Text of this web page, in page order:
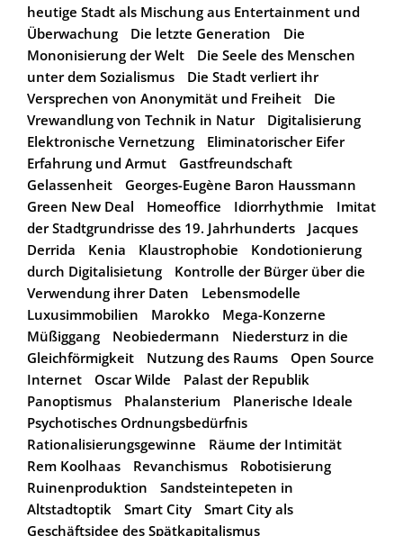
heutige Stadt als Mischung aus Entertainment und
Überwachung
Die letzte Generation
Die
Mononisierung der Welt
Die Seele des Menschen
unter dem Sozialismus
Die Stadt verliert ihr
Versprechen von Anonymität und Freiheit
Die
Vrewandlung von Technik in Natur
Digitalisierung
Elektronische Vernetzung
Eliminatorischer Eifer
Erfahrung und Armut
Gastfreundschaft
Gelassenheit
Georges-Eugène Baron Haussmann
Green New Deal
Homeoffice Idiorrhythmie
Imitat
der Stadtgrundrisse des 19. Jahrhunderts
Jacques
Derrida
Kenia Klaustrophobie
Kondotionierung
durch Digitalisietung
Kontrolle der Bürger über die
Verwendung ihrer Daten
Lebensmodelle
Luxusimmobilien
Marokko
Mega-Konzerne
Müßiggang
Neobiedermann
Niedersturz in die
Gleichförmigkeit
Nutzung des Raums
Open Source
Internet
Oscar Wilde
Palast der Republik
Panoptismus
Phalansterium
Planerische Ideale
Psychotisches Ordnungsbedürfnis
Rationalisierungsgewinne
Räume der Intimität
Rem Koolhaas
Revanchismus
Robotisierung
Ruinenproduktion
Sandsteintepeten in
Altstadtoptik
Smart City
Smart City als
Geschäftsidee des Spätkapitalismus